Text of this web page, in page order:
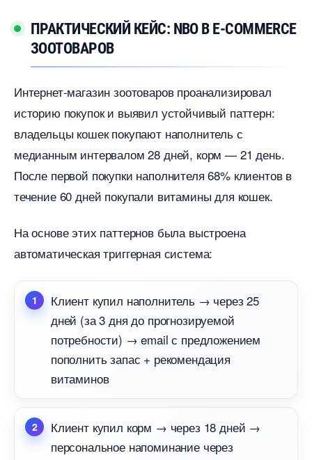
ПРАКТИЧЕСКИЙ КЕЙС: NBO В E-COMMERCE
ЗООТОВАРО
Интернет-магазин зоотоваров проанализировал
историю покупок и выявил устойчивый паттерн:
ладельцы кошек покупают наполнитель с
медианным интервалом 28 дней, корм — 21 день.
После первой покупки наполнителя 68% клиенто
течение 60 дней покупали витамины для кошек.
На основе этих паттернов была выстроена
автоматическая триггерная система:
Клиент купил наполнитель → через 25
дней (за 3 дня до прогнозируемой
потребности) → email с предложением
пополнить запас + рекомендация
итамино
Клиент купил корм → через 18 дней →
персональное напоминание через